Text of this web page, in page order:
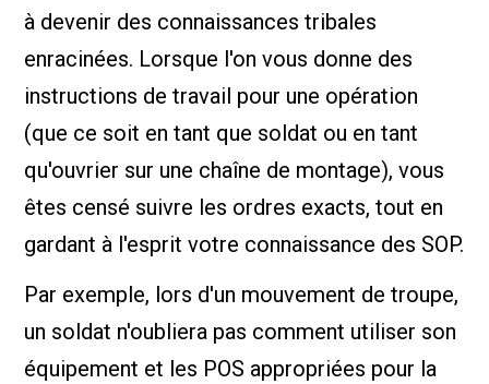
à devenir des connaissances tribales
enracinées. Lorsque l'on vous donne des
instructions de travail pour une opération
(que ce soit en tant que soldat ou en tant
qu'ouvrier sur une chaîne de montage), vous
êtes censé suivre les ordres exacts, tout en
gardant à l'esprit votre connaissance des SOP.
Par exemple, lors d'un mouvement de troupe,
un soldat n'oubliera pas comment utiliser son
équipement et les POS appropriées pour la